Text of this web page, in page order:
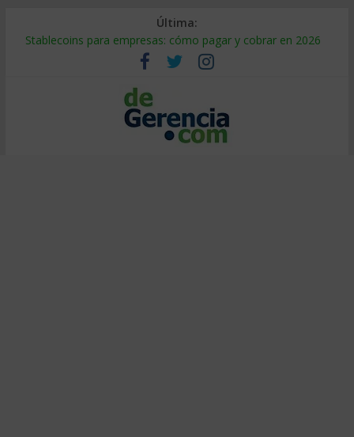
Última:
Stablecoins para empresas: cómo pagar y cobrar en 2026
Despido silencioso: qué es y por qué sale tan caro
IA en selección de personal: cómo auditarla a tiempo
Trabajo forzoso en la cadena de suministro: qué hacer
Mercado hispano de EE. UU.: cómo segmentarlo y venderle